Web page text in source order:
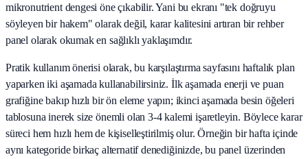
mikronutrient dengesi öne çıkabilir. Yani bu ekranı "tek doğruyu
söyleyen bir hakem" olarak değil, karar kalitesini artıran bir rehber
panel olarak okumak en sağlıklı yaklaşımdır.
Pratik kullanım önerisi olarak, bu karşılaştırma sayfasını haftalık plan
yaparken iki aşamada kullanabilirsiniz. İlk aşamada enerji ve puan
grafiğine bakıp hızlı bir ön eleme yapın; ikinci aşamada besin öğeleri
tablosuna inerek size önemli olan 3-4 kalemi işaretleyin. Böylece karar
süreci hem hızlı hem de kişiselleştirilmiş olur. Örneğin bir hafta içinde
aynı kategoride birkaç alternatif denediğinizde, bu panel üzerinden